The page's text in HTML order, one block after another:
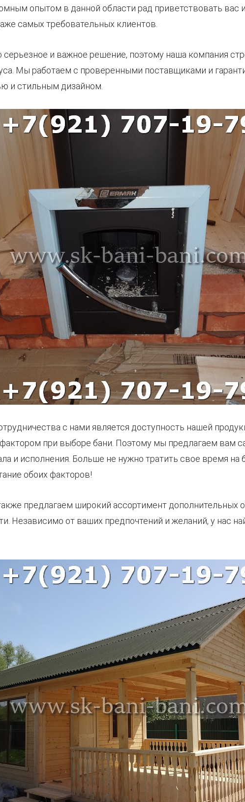
опытом в данной области рад приветствовать
самых требовательных клиентов.
серьезное и важное решение, поэтому наша компания
Мы работаем с проверенными поставщиками и
и стильным дизайном.
с нами является доступность нашей
при выборе бани. Поэтому мы предлагаем вам
и исполнения. Больше не нужно тратить свое время на
обоих факторов!
предлагаем широкий ассортимент дополнительных
Независимо от ваших предпочтений и желаний, у нас